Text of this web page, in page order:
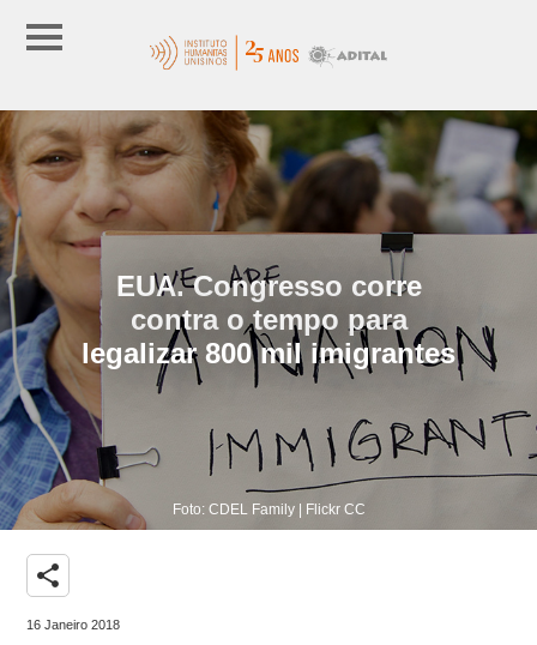
EUA. Congresso corre
contra o tempo para
legalizar 800 mil imigrantes
Foto: CDEL Family | Flickr CC
share
16 Janeiro 2018